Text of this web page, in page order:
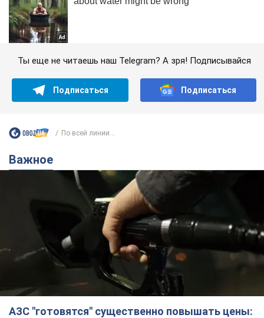
Ты еще не читаешь наш Telegram? А зря! Подписывайся
Подписаться Подписаться
По всей линии...
Важное
АЗС "готовятся" существенно повышать цены: